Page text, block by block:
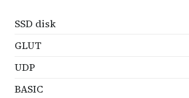
SSD disk
GLUT
UDP
BASIC